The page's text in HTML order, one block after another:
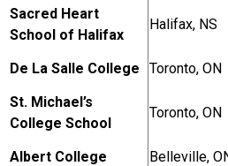
大多伦多教育网站
大多伦多医疗机构
加拿大银行贷款机构
大多伦多交通网络
Sacred Heart
School of Halifax
Halifax, NS
De La Salle College Toronto, ON
St. Michael’s
College School
Toronto, ON
Albert College Belleville,